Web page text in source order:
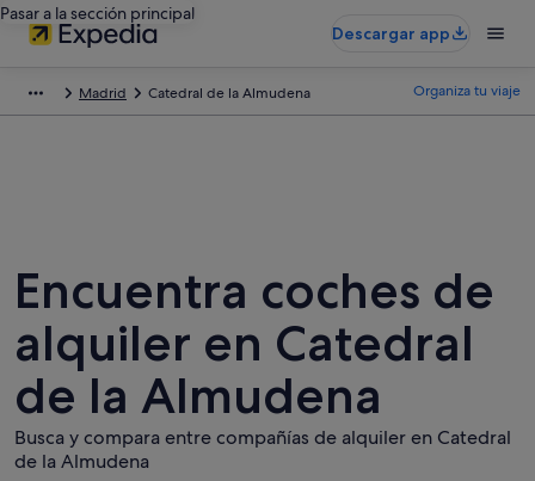
Pasar a la sección principal
Descargar app
Madrid Catedral de la Almudena Organiza tu viaje
Encuentra coches de
alquiler en Catedral
de la Almudena
Busca y compara entre compañías de alquiler en Catedral
de la Almudena